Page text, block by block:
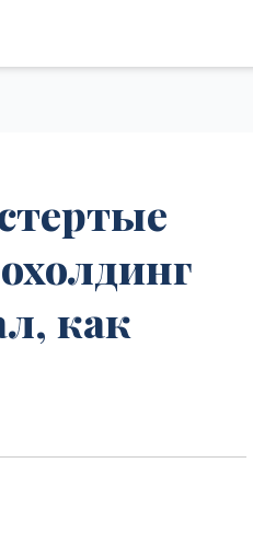
как